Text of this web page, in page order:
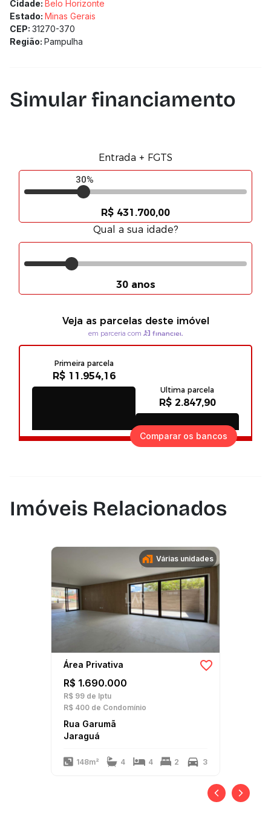
Geladeira inclusa.
(Os preços e informações poderão sofrer mudanças.
Solicitamos a confirmação com nossa equipe).
Cidade: Belo Horizonte
Estado: Minas Gerais
CEP: 31270-370
Região: Pampulha
Simular financiamento
Comparar os bancos
Imóveis Relacionados
Várias unidades
Área Privativa
R$ 1.690.000
R$ 99 de Iptu
R$ 400 de Condomínio
Rua Garumã
Jaraguá
148m² 4 4 2 3